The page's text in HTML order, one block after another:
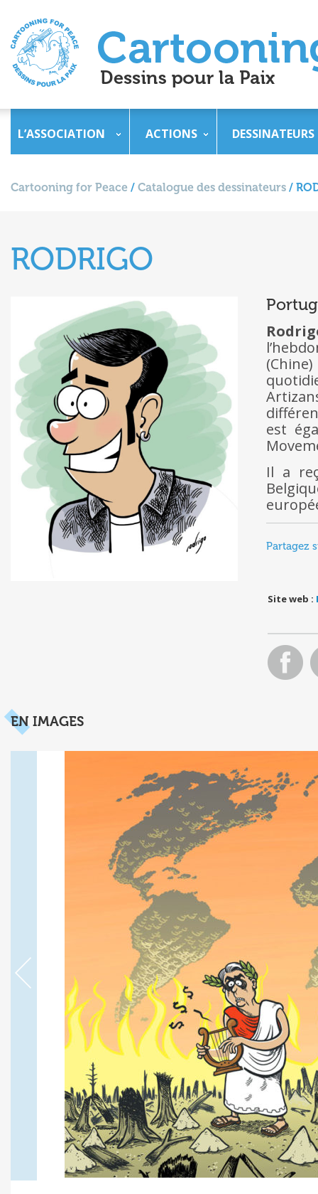
L’ASSOCIATION ACTIONS DESSINATEURS
Cartooning for Peace / Catalogue des dessinateurs /
RODRIGO
est
Il a
Partagez
Site web :
EN IMAGES